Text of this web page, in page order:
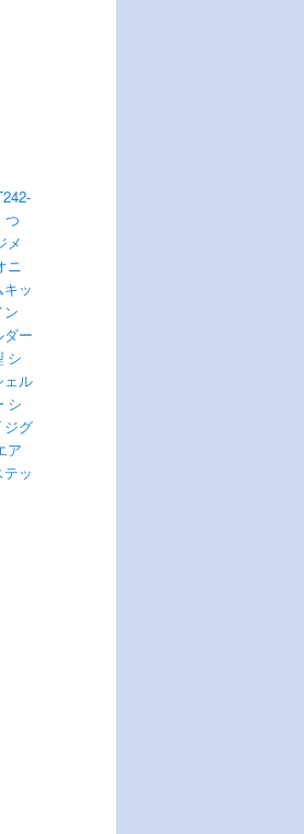
つ
メ
ニ
ッ
ン
ダー
シ
ェル
シ
ジグ
ア
テッ